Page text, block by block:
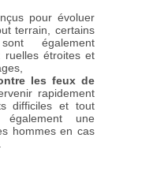
pour évoluer
terrain, certains
également
ruelles étroites et
les feux de
rapidement
difficiles et tout
une
hommes en cas